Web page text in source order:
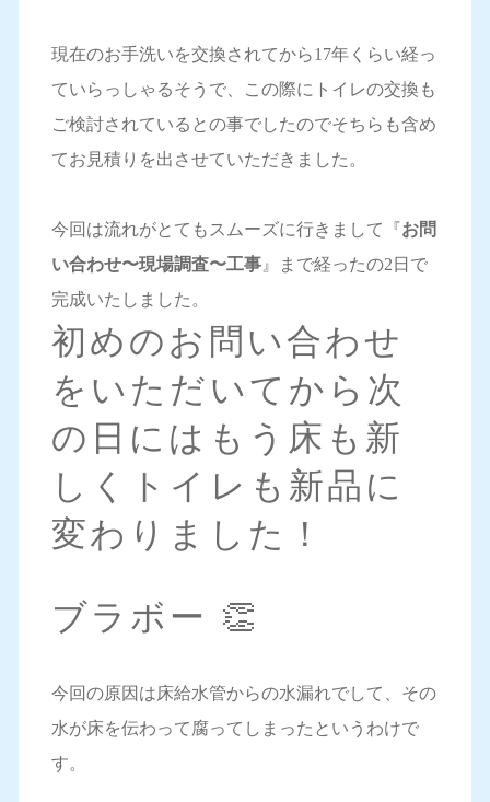
現在のお手洗いを交換されてから17年くらい経っ
ていらっしゃるそうで、この際にトイレの交換も
ご検討されているとの事でしたのでそちらも含め
てお見積りを出させていただきました。
今回は流れがとてもスムーズに行きまして『お問
い合わせ〜現場調査〜工事』まで経ったの2日で
完成いたしました。
初めのお問い合わせ
をいただいてから次
の日にはもう床も新
しくトイレも新品に
変わりました！
ブラボー 👏
今回の原因は床給水管からの水漏れでして、その
水が床を伝わって腐ってしまったというわけで
す。